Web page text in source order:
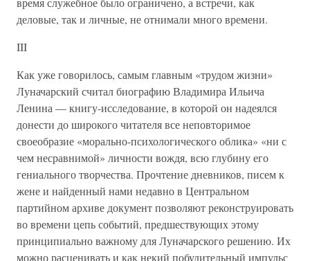
деловые, так и личные, не отнимали много времени.
III
Как уже говорилось, самым главным «трудом жизни»
Луначарский считал биографию Владимира Ильича
Ленина — книгу-исследование, в которой он надеялся
донести до широкого читателя все неповторимое
своеобразие «морально-психологического облика» «ни с
чем несравнимой» личности вождя, всю глубину его
гениального творчества. Прочтение дневников, писем к
жене и найденный нами недавно в Центральном
партийном архиве документ позволяют реконструировать
во времени цепь событий, предшествующих этому
принципиально важному для Луначарского решению. Их
можно расценивать и как некий побудительный импульс